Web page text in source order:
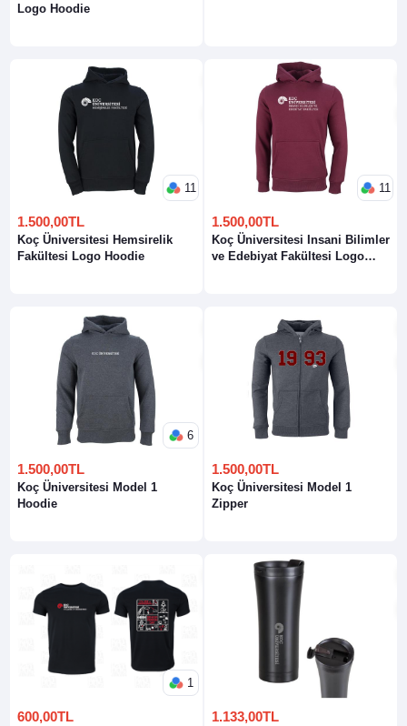
Logo Hoodie
11
1.500,00TL
Koç Üniversitesi Hemsirelik
Fakültesi Logo Hoodie
11
1.500,00TL
Koç Üniversitesi Insani Bilimler
ve Edebiyat Fakültesi Logo
6
1.500,00TL
Koç Üniversitesi Model 1
Hoodie
1.500,00TL
Koç Üniversitesi Model 1
Zipper
1
600,00TL 1.133,00TL